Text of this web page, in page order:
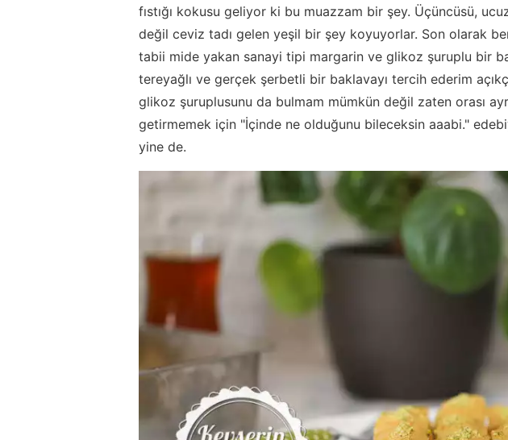
fıstığı kokusu geliyor ki bu muazzam bir şey. Üçüncüsü,
değil ceviz tadı gelen yeşil bir şey koyuyorlar. Son olarak
tabii mide yakan sanayi tipi margarin ve glikoz şuruplu bir
tereyağlı ve gerçek şerbetli bir baklavayı tercih ederim
glikoz şuruplusunu da bulmam mümkün değil zaten orası
getirmemek için "İçinde ne olduğunu bileceksin aaabi."
yine de.